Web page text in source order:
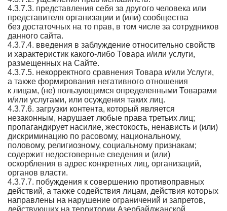
4.3.7.3. представления себя за другого человека или
представителя организации и (или) сообщества
без достаточных на то прав, в том числе за сотрудников
данного сайта.
4.3.7.4. введения в заблуждение относительно свойств
и характеристик какого-либо Товара и/или услуги,
размещенных на Сайте.
4.3.7.5. некорректного сравнения Товара и/или Услуги,
а также формирования негативного отношения
к лицам, (не) пользующимся определенными Товарами
и/или услугами, или осуждения таких лиц.
4.3.7.6. загрузки контента, который является
незаконным, нарушает любые права третьих лиц;
пропагандирует насилие, жестокость, ненависть и (или)
дискриминацию по расовому, национальному,
половому, религиозному, социальному признакам;
содержит недостоверные сведения и (или)
оскорбления в адрес конкретных лиц, организаций,
органов власти.
4.3.7.7. побуждения к совершению противоправных
действий, а также содействия лицам, действия которых
направлены на нарушение ограничений и запретов,
действующих на территории Азербайджанской